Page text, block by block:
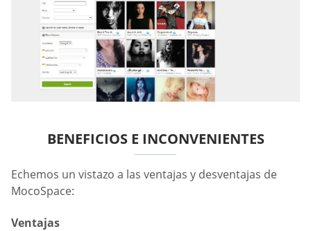
BENEFICIOS E INCONVENIENTES
Echemos un vistazo a las ventajas y desventajas de
MocoSpace:
Ventajas